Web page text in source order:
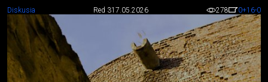
Diskusia Red 317.05.2026 278 0+16-0